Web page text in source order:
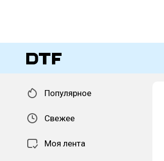
Популярное
Свежее
Моя лента